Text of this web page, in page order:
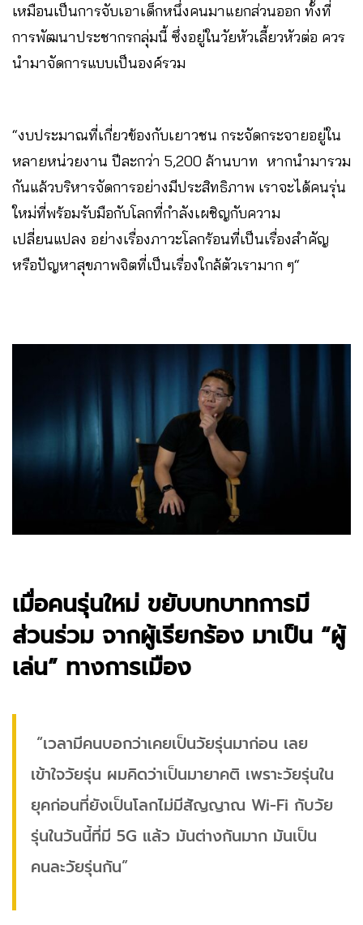
เหมือนเป็นการจับเอาเด็กหนึ่งคนมาแยกส่วนออก ทั้งที่
การพัฒนาประชากรกลุ่มนี้ ซึ่งอยู่ในวัยหัวเลี้ยวหัวต่อ ควร
นำมาจัดการแบบเป็นองค์รวม
“งบประมาณที่เกี่ยวข้องกับเยาวชน กระจัดกระจายอยู่ใน
หลายหน่วยงาน ปีละกว่า 5,200 ล้านบาท หากนำมารวม
กันแล้วบริหารจัดการอย่างมีประสิทธิภาพ เราจะได้คนรุ่น
ใหม่ที่พร้อมรับมือกับโลกที่กำลังเผชิญกับความ
เปลี่ยนแปลง อย่างเรื่องภาวะโลกร้อนที่เป็นเรื่องสำคัญ
หรือปัญหาสุขภาพจิตที่เป็นเรื่องใกล้ตัวเรามาก ๆ“
เมื่อคนรุ่นใหม่ ขยับบทบาทการมี
ส่วนร่วม จากผู้เรียกร้อง มาเป็น “ผู้
เล่น” ทางการเมือง
“เวลามีคนบอกว่าเคยเป็นวัยรุ่นมาก่อน เลย
เข้าใจวัยรุ่น ผมคิดว่าเป็นมายาคติ เพราะวัยรุ่นใน
ยุคก่อนที่ยังเป็นโลกไม่มีสัญญาณ Wi-Fi กับวัย
รุ่นในวันนี้ที่มี 5G แล้ว มันต่างกันมาก มันเป็น
คนละวัยรุ่นกัน”